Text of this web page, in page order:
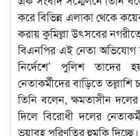
করে বিভিন্ন এলাকা থেকে
করায় কুমিল্লা উৎসবের
বিএনপির এই নেতা অভিযোগ
নির্দেশে’ পুলিশ তাদের
নেতাকর্মীদের বাড়িতে তল্লাশি
তিনি বলেন, ক্ষমতাসীন
দিলে বিরোধী দলের
ভয়াবহ পরিণতির হুমকি দিচ্ছে।